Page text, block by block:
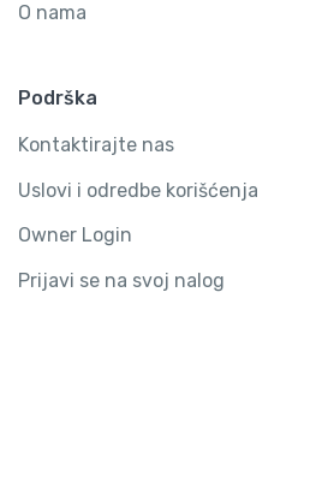
O nama
Podrška
Kontaktirajte nas
Uslovi i odredbe korišćenja
Owner Login
Prijavi se na svoj nalog